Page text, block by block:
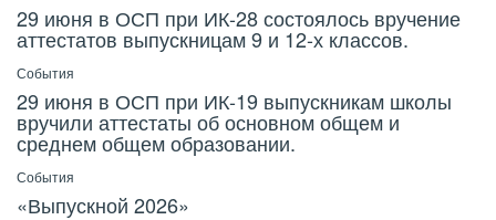
29 июня в ОСП при ИК-28 состоялось вручение
аттестатов выпускницам 9 и 12-х классов.
События
29 июня в ОСП при ИК-19 выпускникам школы
вручили аттестаты об основном общем и
среднем общем образовании.
События
«Выпускной 2026»